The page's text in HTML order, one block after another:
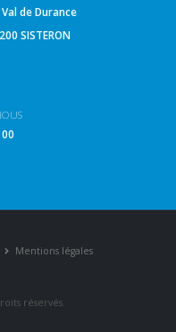
de Durance
SISTERON
Mentions légales
réservés.